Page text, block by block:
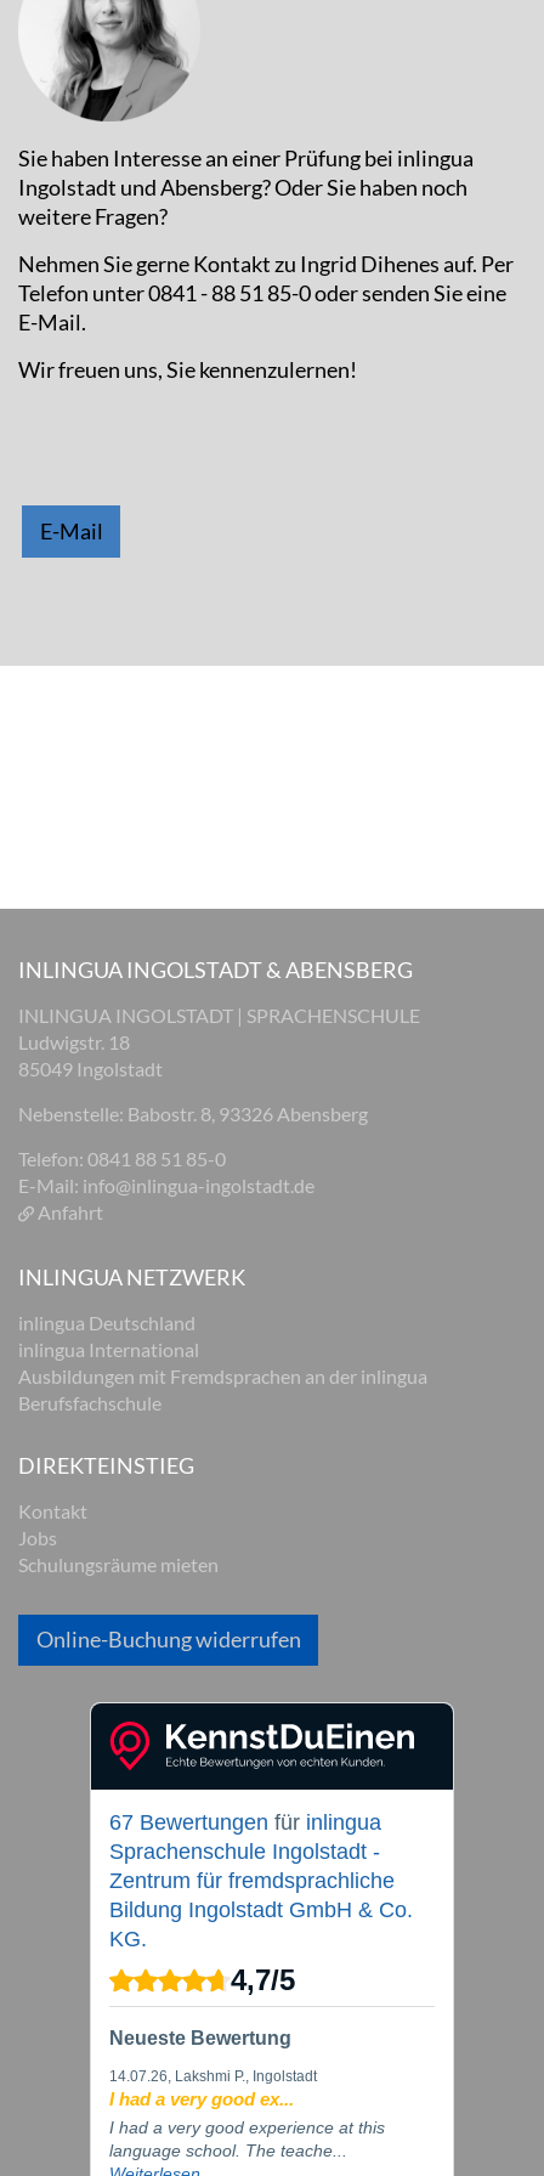
Sie haben Interesse an einer Prüfung bei inlingua
Ingolstadt und Abensberg? Oder Sie haben noch
weitere Fragen?
Nehmen Sie gerne Kontakt zu Ingrid Dihenes auf. Per
Telefon unter 0841 - 88 51 85-0 oder senden Sie eine
E-Mail.
Wir freuen uns, Sie kennenzulernen!
E-Mail
INLINGUA INGOLSTADT & ABENSBERG
INLINGUA INGOLSTADT | SPRACHENSCHULE
Ludwigstr. 18
85049 Ingolstadt
Nebenstelle: Babostr. 8, 93326 Abensberg
Telefon: 0841 88 51 85-0
E-Mail: info@inlingua-ingolstadt.de
Anfahrt
INLINGUA NETZWERK
inlingua Deutschland
inlingua International
Ausbildungen mit Fremdsprachen an der inlingua
Berufsfachschule
DIREKTEINSTIEG
Kontakt
Jobs
Schulungsräume mieten
Online-Buchung widerrufen
67 Bewertungen für inlingua
Sprachenschule Ingolstadt -
Zentrum für fremdsprachliche
Bildung Ingolstadt GmbH & Co.
KG.
4,7/5
Neueste Bewertung
14.07.26, Lakshmi P., Ingolstadt
I had a very good ex...
I had a very good experience at this
language school. The teache...